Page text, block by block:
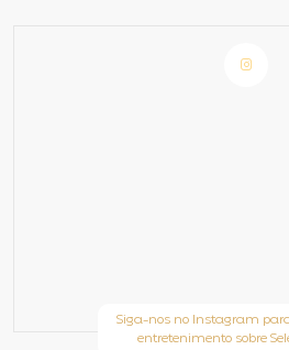
Siga-nos no Instagram
entretenimento sobre